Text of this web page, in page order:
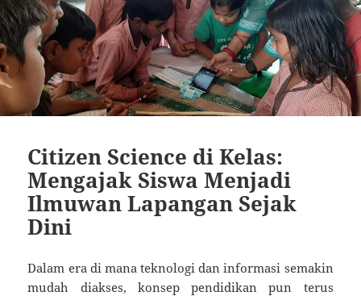
Citizen Science di Kelas:
Mengajak Siswa Menjadi
Ilmuwan Lapangan Sejak
Dini
Dalam era di mana teknologi dan informasi semakin
mudah diakses, konsep pendidikan pun terus